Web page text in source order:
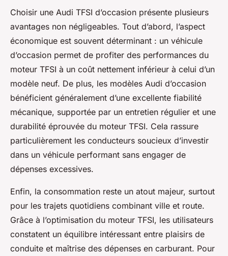
Choisir une Audi TFSI d’occasion présente plusieurs
avantages non négligeables. Tout d’abord, l’aspect
économique est souvent déterminant : un véhicule
d’occasion permet de profiter des performances du
moteur TFSI à un coût nettement inférieur à celui d’un
modèle neuf. De plus, les modèles Audi d’occasion
bénéficient généralement d’une excellente fiabilité
mécanique, supportée par un entretien régulier et une
durabilité éprouvée du moteur TFSI. Cela rassure
particulièrement les conducteurs soucieux d’investir
dans un véhicule performant sans engager de
dépenses excessives.
Enfin, la consommation reste un atout majeur, surtout
pour les trajets quotidiens combinant ville et route.
Grâce à l’optimisation du moteur TFSI, les utilisateurs
constatent un équilibre intéressant entre plaisirs de
conduite et maîtrise des dépenses en carburant. Pour